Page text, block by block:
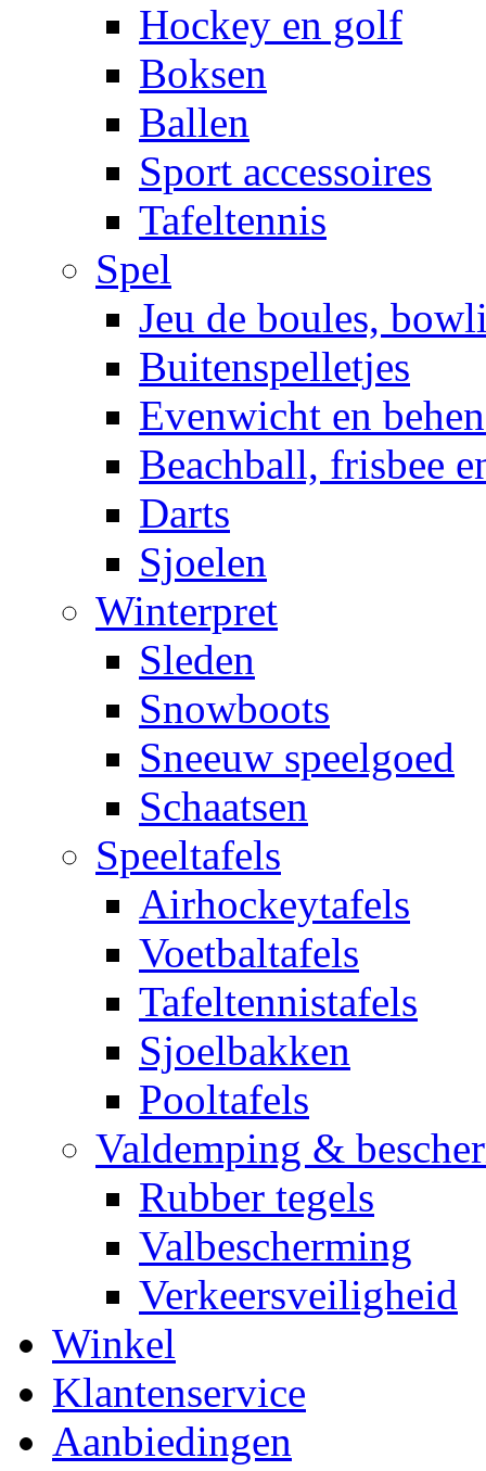
Hockey en golf
Boksen
Ballen
Sport accessoires
Tafeltennis
Spel
Jeu de boules,
Buitenspelletjes
Evenwicht en
Beachball, frisbee
Darts
Sjoelen
Winterpret
Sleden
Snowboots
Sneeuw speelgoed
Schaatsen
Speeltafels
Airhockeytafels
Voetbaltafels
Tafeltennistafels
Sjoelbakken
Pooltafels
Valdemping &
Rubber tegels
Valbescherming
Verkeersveiligheid
Winkel
Klantenservice
Aanbiedingen